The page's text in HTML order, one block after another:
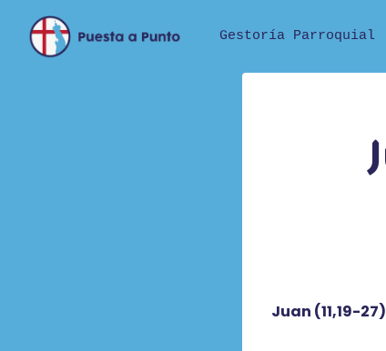
contenido
Gestoría Parroquial
Juan (11,19-